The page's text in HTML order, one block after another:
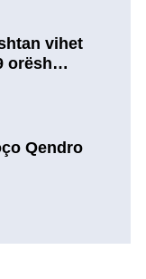
vihet
orësh
Qendro